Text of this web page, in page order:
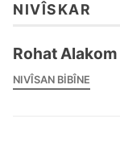
NIVÎSKAR
Rohat Alakom
NIVÎSAN BIBÎNE